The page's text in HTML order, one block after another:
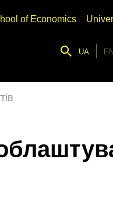
of Economics
UA EN